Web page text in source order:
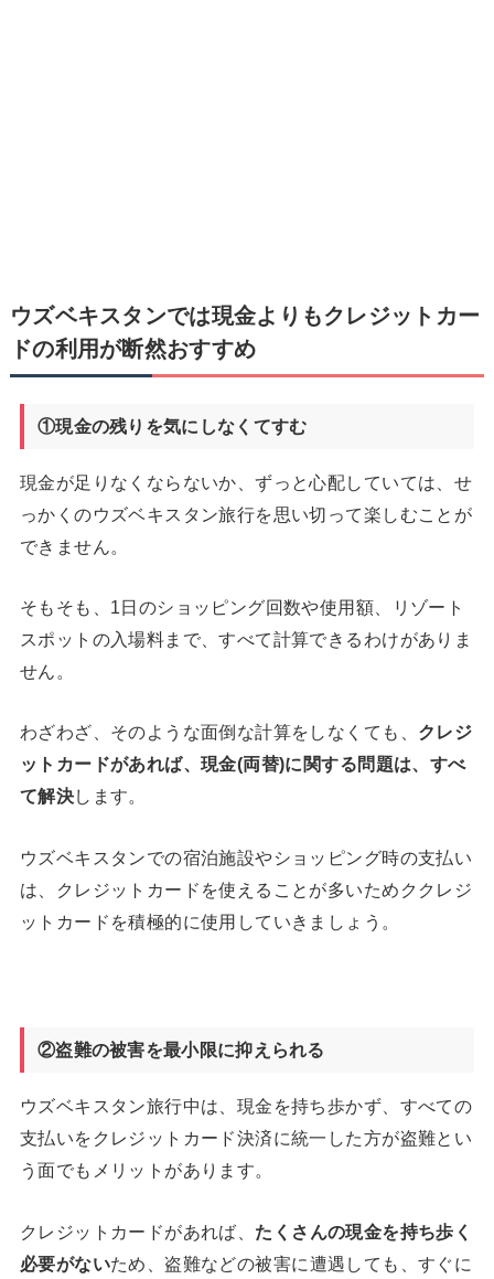
ウズベキスタンでは現金よりもクレジットカー
ドの利用が断然おすすめ
①現金の残りを気にしなくてすむ
現金が足りなくならないか、ずっと心配していては、せ
っかくのウズベキスタン旅行を思い切って楽しむことが
できません。
そもそも、1日のショッピング回数や使用額、リゾート
スポットの入場料まで、すべて計算できるわけがありま
せん。
わざわざ、そのような面倒な計算をしなくても、 クレジ
ットカードがあれば、現金(両替)に関する問題は、すべ
て解決します。
ウズベキスタンでの宿泊施設やショッピング時の支払い
は、クレジットカードを使えることが多いためククレジ
ットカードを積極的に使用していきましょう。
②盗難の被害を最小限に抑えられる
ウズベキスタン旅行中は、現金を持ち歩かず、すべての
支払いをクレジットカード決済に統一した方が盗難とい
う面でもメリットがあります。
クレジットカードがあれば、 たくさんの現金を持ち歩く
必要がないため、盗難などの被害に遭遇しても、すぐに